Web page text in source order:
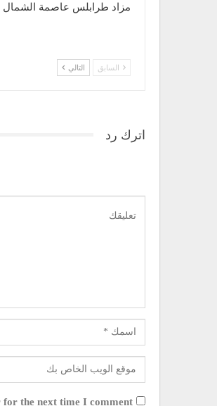
مزاد طرابلس عاصمة الشمال
السابق التالي
اترك رد
for the next time I comment.